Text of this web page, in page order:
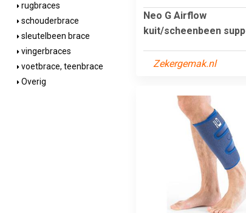
rugbraces
schouderbrace
sleutelbeen brace
vingerbraces
voetbrace, teenbrace
Overig
Neo G Airflow
kuit/scheenbeen
Zekergemak.nl